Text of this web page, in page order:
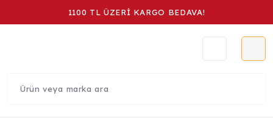
1100 TL ÜZERİ KARGO BEDAVA!